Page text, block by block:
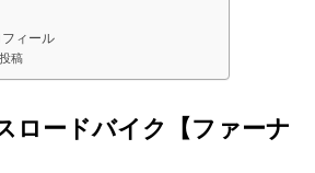
ィール
稿
ロードバイク【ファーナ